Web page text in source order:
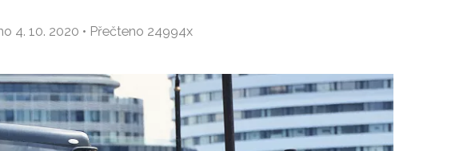
4. 10. 2020 • Přečteno 24994x